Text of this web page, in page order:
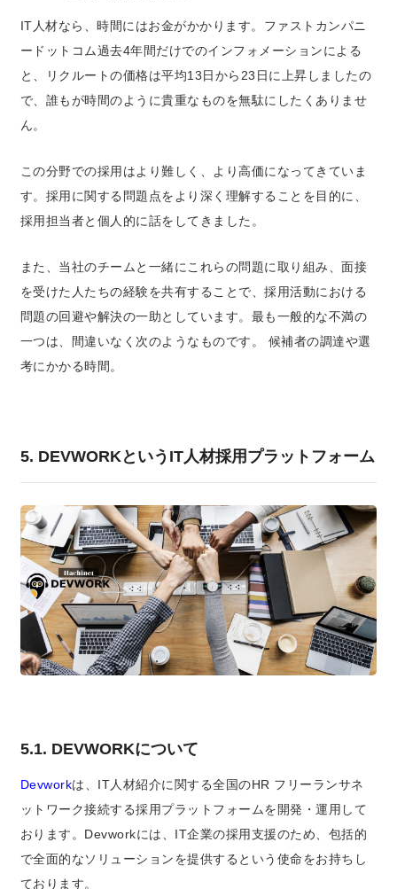
IT人材なら、時間にはお金がかかります。ファストカンパニ
ードットコム過去4年間だけでのインフォメーションによる
と、リクルートの価格は平均13日から23日に上昇しましたの
で、誰もが時間のように貴重なものを無駄にしたくありませ
ん。
この分野での採用はより難しく、より高価になってきていま
す。 採用に関する問題点をより深く理解することを目的に、
採用担当者と個人的に話をしてきました。
また、当社のチームと一緒にこれらの問題に取り組み、面接
を受けた人たちの経験を共有することで、採用活動における
問題の回避や解決の一助としています。最も一般的な不満の
一つは、間違いなく次のようなものです。 候補者の調達や選
考にかかる時間。
5. DEVWORKというIT人材採用プラットフォーム
5.1. DEVWORKについて
Devworkは、IT人材紹介に関する全国のHR フリーランサネ
ットワーク接続する採用プラットフォームを開発・運用して
おります。Devworkには、IT企業の採用支援のため、包括的
で全面的なソリューションを提供するという使命をお持ちし
ております。